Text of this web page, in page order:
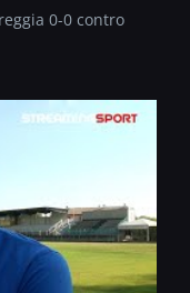
0-0 contro